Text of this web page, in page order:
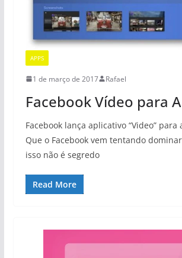
APPS
1 de março de 2017 Rafael
Facebook Vídeo para
Facebook lança aplicativo “Video” para
Que o Facebook vem tentando
isso não é segredo
Read More